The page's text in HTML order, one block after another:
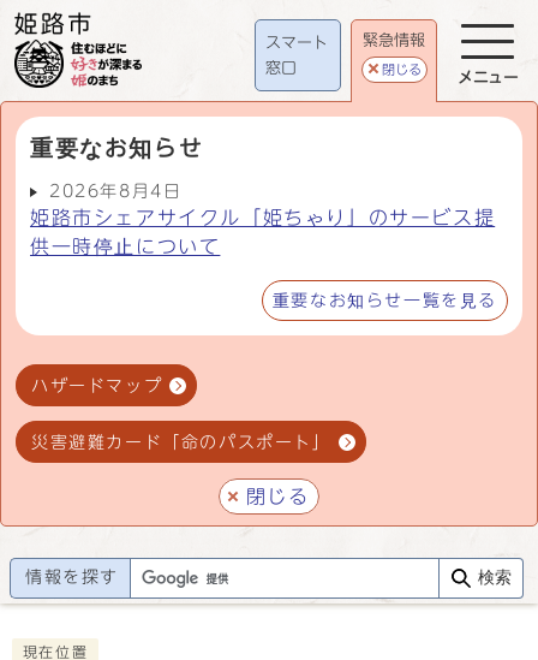
スマート
窓口
緊急情報
閉じる
重要なお知らせ
2026年8月4日
姫路市シェアサイクル「姫ちゃり」のサービス提
供一時停止について
重要なお知らせ一覧を見る
ハザードマップ
災害避難カード「命のパスポート」
閉じる
メニュー
情報を探す 検索
現在位置